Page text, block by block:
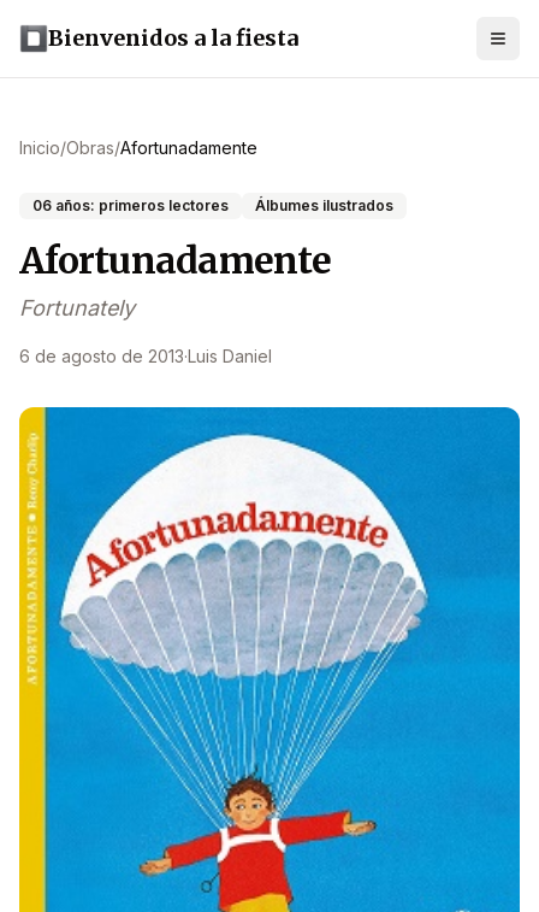
Bienvenidos a la fiesta
Inicio/Obras/Afortunadamente
06 años: primeros lectores Álbumes ilustrados
Afortunadamente
Fortunately
6 de agosto de 2013·Luis Daniel